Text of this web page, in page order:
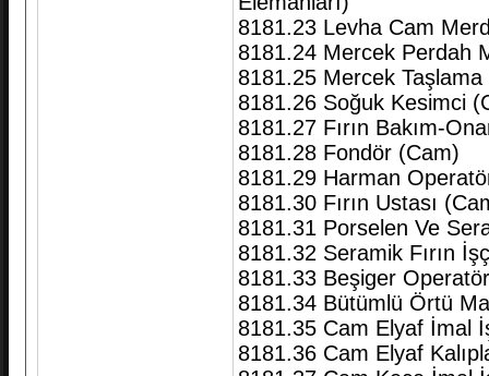
8181.23 Levha Cam
8181.24 Mercek Perdah
8181.25 Mercek
8181.26 Soğuk Kesimci
8181.27 Fırın Bakım-
8181.28 Fondör (Cam)
8181.29 Harman
8181.30 Fırın Ustası
8181.31 Porselen Ve
8181.32 Seramik Fırın
8181.33 Beşiger
8181.34 Bütümlü Örtü
8181.35 Cam Elyaf İmal
8181.36 Cam Elyaf